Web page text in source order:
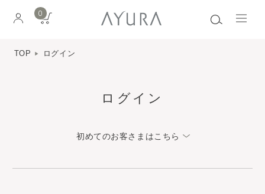
0
TOP ログイン
ログイン
初めてのお客さまはこちら